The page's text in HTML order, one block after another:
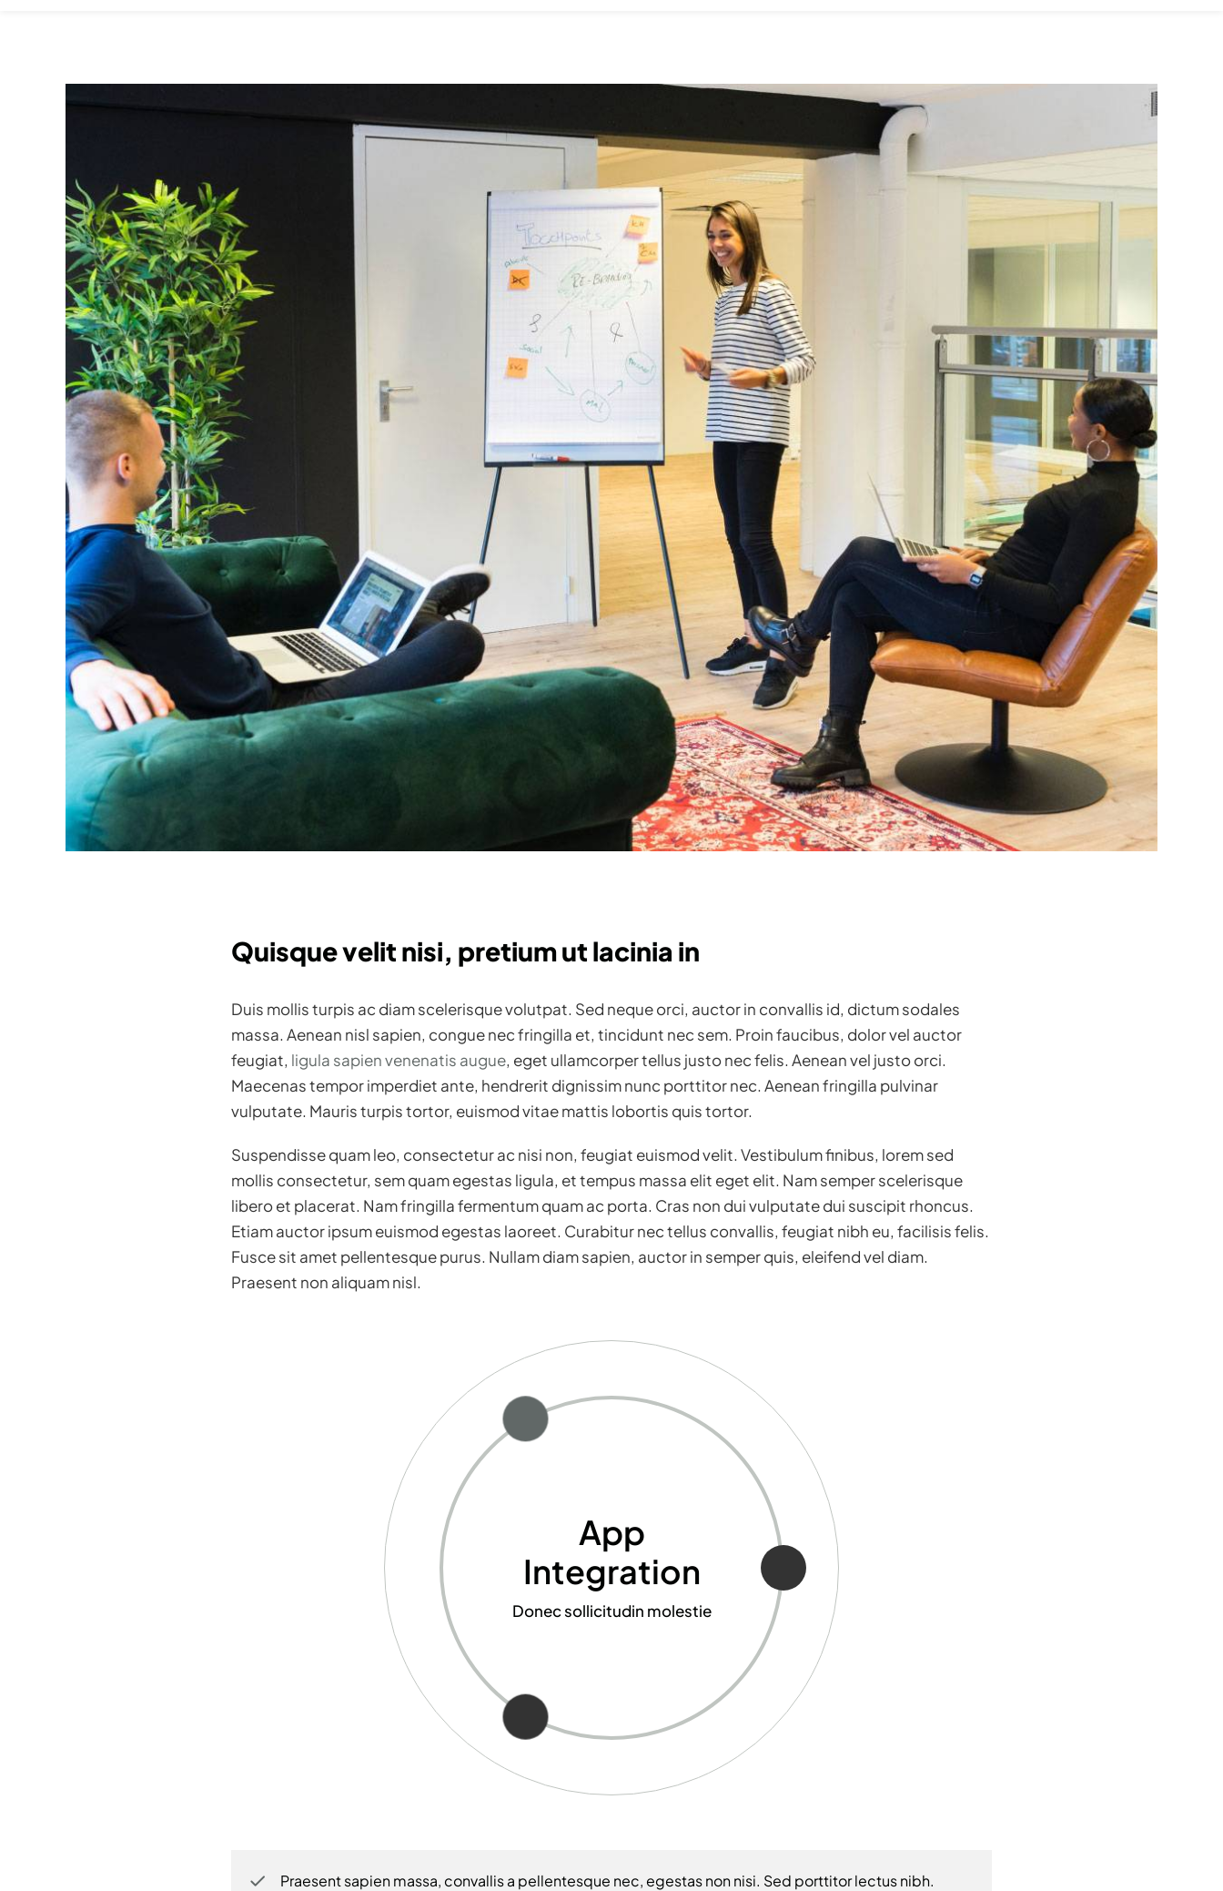
Quisque velit nisi, pretium ut lacinia in
Duis mollis turpis ac diam scelerisque volutpat. Sed neque orci, auctor in convallis id, dictum sodales
massa. Aenean nisl sapien, congue nec fringilla et, tincidunt nec sem. Proin faucibus, dolor vel auctor
feugiat, ligula sapien venenatis augue, eget ullamcorper tellus justo nec felis. Aenean vel justo orci.
Maecenas tempor imperdiet ante, hendrerit dignissim nunc porttitor nec. Aenean fringilla pulvinar
vulputate. Mauris turpis tortor, euismod vitae mattis lobortis quis tortor.
Suspendisse quam leo, consectetur ac nisi non, feugiat euismod velit. Vestibulum finibus, lorem sed
mollis consectetur, sem quam egestas ligula, et tempus massa elit eget elit. Nam semper scelerisque
libero et placerat. Nam fringilla fermentum quam ac porta. Cras non dui vulputate dui suscipit rhoncus.
Etiam auctor ipsum euismod egestas laoreet. Curabitur nec tellus convallis, feugiat nibh eu, facilisis felis.
Fusce sit amet pellentesque purus. Nullam diam sapien, auctor in semper quis, eleifend vel diam.
Praesent non aliquam nisl.
App
Integration
Donec sollicitudin molestie
Praesent sapien massa, convallis a pellentesque nec, egestas non nisi. Sed porttitor lectus nibh.